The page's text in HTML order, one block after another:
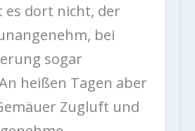
es dort nicht, der
bei
sogar
heißen Tagen aber
Zugluft und